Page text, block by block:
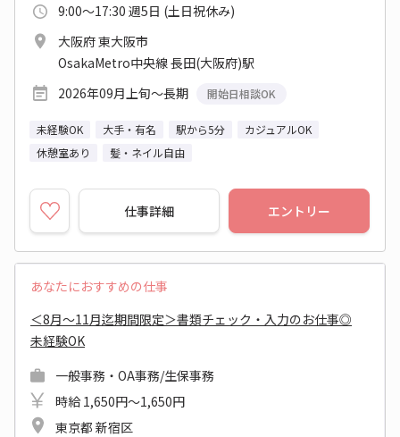
9:00～17:30 週5日 (土日祝休み)
大阪府 東大阪市
OsakaMetro中央線 長田(大阪府)駅
2026年09月上旬～長期
開始日相談OK
未経験OK 大手・有名 駅から5分
カジュアルOK
休憩室あり
髪・ネイル自由
仕事詳細 エントリー
あなたにおすすめの仕事
＜8月～11月迄期間限定＞書類チェック・入力のお仕事◎
未経験OK
一般事務・OA事務/生保事務
時給 1,650円～1,650円
東京都 新宿区